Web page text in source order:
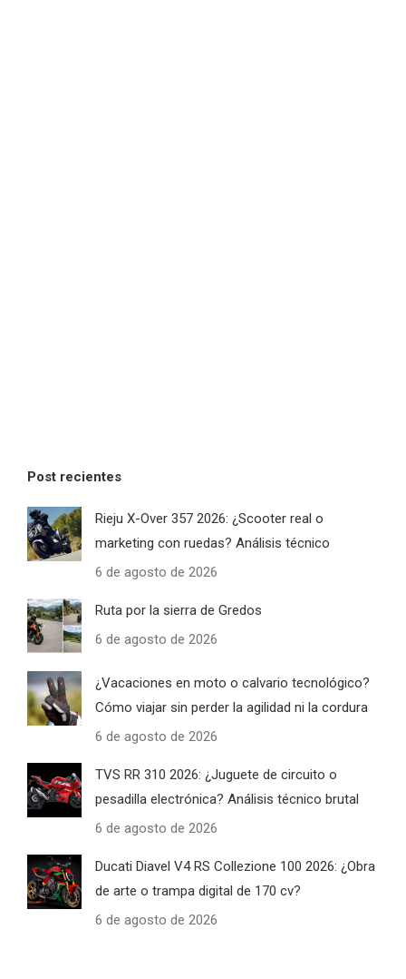
Post recientes
Rieju X-Over 357 2026: ¿Scooter real o
marketing con ruedas? Análisis técnico
6 de agosto de 2026
Ruta por la sierra de Gredos
6 de agosto de 2026
¿Vacaciones en moto o calvario tecnológico?
Cómo viajar sin perder la agilidad ni la cordura
6 de agosto de 2026
TVS RR 310 2026: ¿Juguete de circuito o
pesadilla electrónica? Análisis técnico brutal
6 de agosto de 2026
Ducati Diavel V4 RS Collezione 100 2026: ¿Obra
de arte o trampa digital de 170 cv?
6 de agosto de 2026